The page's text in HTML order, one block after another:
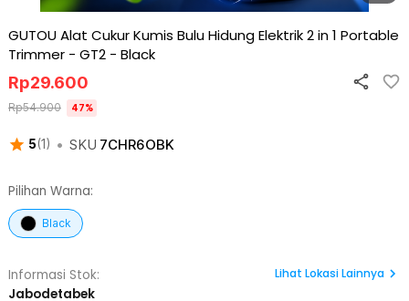
GUTOU Alat Cukur Kumis Bulu Hidung Elektrik 2 in 1 Portable
Trimmer - GT2 - Black
5(1 ) • SKU 7CHR6OBK
Rp29.600
Rp54.900 47%
Pilihan Warna:
Black
Informasi Stok:
Jabodetabek
Lihat Lokasi Lainnya